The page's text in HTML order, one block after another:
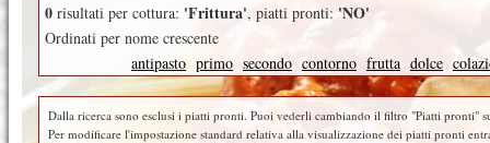
0risultati per cottura: 'Frittura', piatti pronti: 'NO'
Ordinati per nome crescente
antipasto primo secondo contorno frutta dolce
Dalla ricerca sono esclusi i piatti pronti. Puoi vederli cambiando il filtro "Piatti pronti"
Per modificare l'impostazione standard relativa alla visualizzazione dei piatti pronti